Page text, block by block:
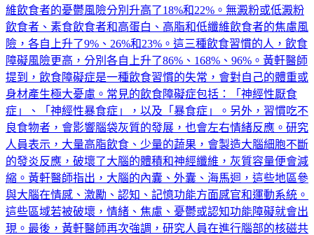
維飲食者的憂鬱風險分別升高了18%和22%。無澱粉或低澱粉
飲食者、素食飲食者和高蛋白、高脂和低纖維飲食者的焦慮風
險，各自上升了9%、26%和23%。這三種飲食習慣的人，飲食
障礙風險更高，分別各自上升了86%、168%、96%。黃軒醫師
提到，飲食障礙症是一種飲食習慣的失常，會對自己的體重或
身材產生極大憂慮。常見的飲食障礙症包括：「神經性厭食
症」、「神經性暴食症」，以及「暴食症」。另外，習慣吃不
良食物者，會影響腦袋灰質的發展，也會左右情緒反應。研究
人員表示，大量高脂飲食、少量的蔬果，會製造大腦細胞不斷
的發炎反應，破壞了大腦的體積和神經纖維，灰質容量便會減
縮。黃軒醫師指出，大腦的內囊、外囊、海馬迴，這些地區參
與大腦在情感、激勵、認知、記憶功能方面感官和運動系統。
這些區域若被破壞，情緒、焦慮、憂鬱或認知功能障礙就會出
現。最後，黃軒醫師再次強調，研究人員在進行腦部的核磁共